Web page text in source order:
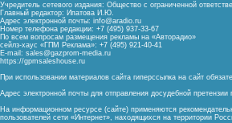
Учредитель сетевого издания: Общество с ограниченной
Главный редактор: Ипатова И.Ю.
Адрес электронной почты: info@aradio.ru
Номер телефона редакции: +7 (495) 937-33-67
По всем вопросам размещения рекламы на «Авторадио»
сейлз-хаус «ГПМ Реклама»: +7 (495) 921-40-41
E-mail: sales@gazprom-media.ru
https://gpmsaleshouse.ru
При использовании материалов сайта гиперссылка на сайт
Адрес электронной почты для отправления досудебной
На информационном ресурсе (сайте) применяются
пользователей сети «Интернет», находящихся на территории